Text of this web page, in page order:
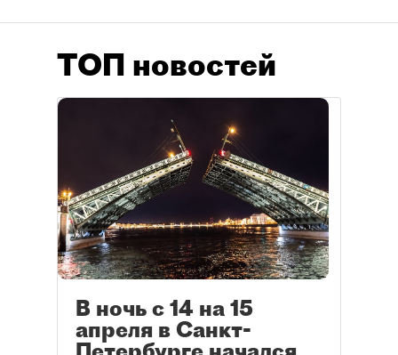
ТОП новостей
В ночь с 14 на 15
апреля в Санкт-